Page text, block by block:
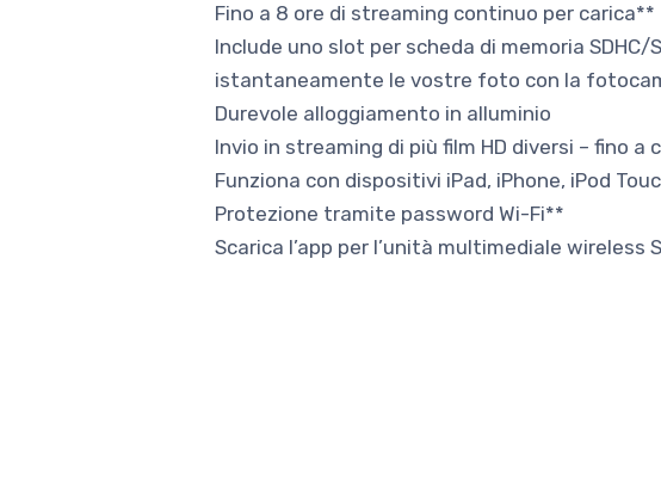
Fino a 8 ore di streaming continuo per carica**
Include uno slot per scheda di memoria
istantaneamente le vostre foto con la
Durevole alloggiamento in alluminio
Invio in streaming di più film HD diversi – fino
Funziona con dispositivi iPad, iPhone, iPod
Protezione tramite password Wi-Fi**
Scarica l’app per l’unità multimediale wireless